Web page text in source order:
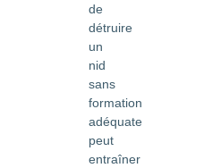
de
détruire
un
nid
sans
formation
adéquate
peut
entraîner